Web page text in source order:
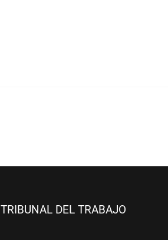
TRIBUNAL DEL TRABAJO